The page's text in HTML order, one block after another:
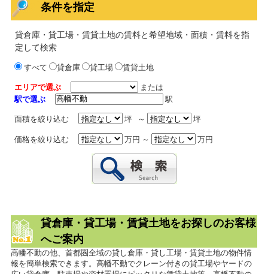
条件を指定
貸倉庫・貸工場・賃貸土地の賃料と希望地域・面積・賃料を指
定して検索
すべて 貸倉庫 貸工場 賃貸土地
エリアで選ぶ
または
駅で選ぶ
駅
面積を絞り込む 坪 ～ 坪
価格を絞り込む 万円 ～ 万円
貸倉庫・貸工場・賃貸土地をお探しのお客様
へご案内
高幡不動の他、首都圏全域の貸し倉庫・貸し工場・賃貸土地の物件情
報を簡単検索できます。高幡不動でクレーン付きの貸工場やヤードの